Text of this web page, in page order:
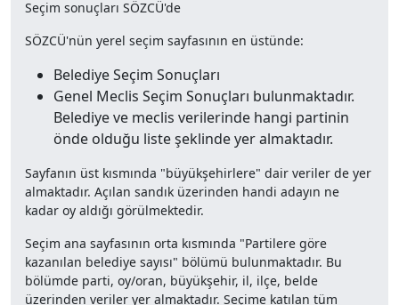
Seçim sonuçları SÖZCÜ'de
SÖZCÜ'nün yerel seçim sayfasının en üstünde:
Belediye Seçim Sonuçları
Genel Meclis Seçim Sonuçları bulunmaktadır.
Belediye ve meclis verilerinde hangi partinin
önde olduğu liste şeklinde yer almaktadır.
Sayfanın üst kısmında "büyükşehirlere" dair veriler de yer
almaktadır. Açılan sandık üzerinden handi adayın ne
kadar oy aldığı görülmektedir.
Seçim ana sayfasının orta kısmında "Partilere göre
kazanılan belediye sayısı" bölümü bulunmaktadır. Bu
bölümde parti, oy/oran, büyükşehir, il, ilçe, belde
üzerinden veriler yer almaktadır. Seçime katılan tüm